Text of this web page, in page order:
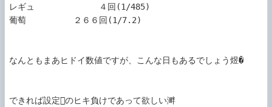
レギュ　　　　 　　　４回(1/485)
葡萄　　 　　　２６６回(1/7.2)
なんともまあヒドイ数値ですが、こんな日もあるでしょう煜�
できれば設定のヒキ負けであって欲しい溿